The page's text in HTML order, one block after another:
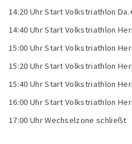
14:20 Uhr Start Volkstriathlon
14:40 Uhr Start Volkstriathlon
15:00 Uhr Start Volkstriathlon
15:20 Uhr Start Volkstriathlon
15:40 Uhr Start Volkstriathlon
16:00 Uhr Start Volkstriathlon
17:00 Uhr Wechselzone schließt